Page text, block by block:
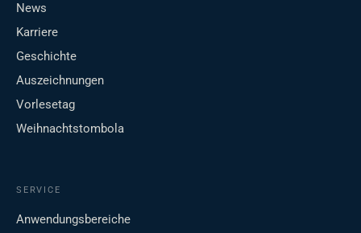
News
Karriere
Geschichte
Auszeichnungen
Vorlesetag
Weihnachtstombola
SERVICE
Anwendungsbereiche